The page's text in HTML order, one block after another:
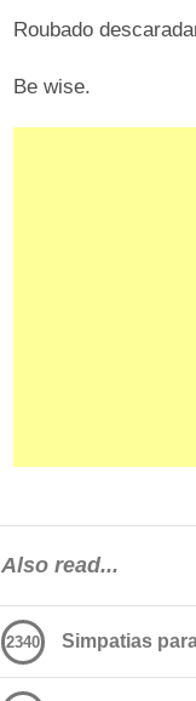
Roubado
Be wise.
Also read...
Simpatias
2340